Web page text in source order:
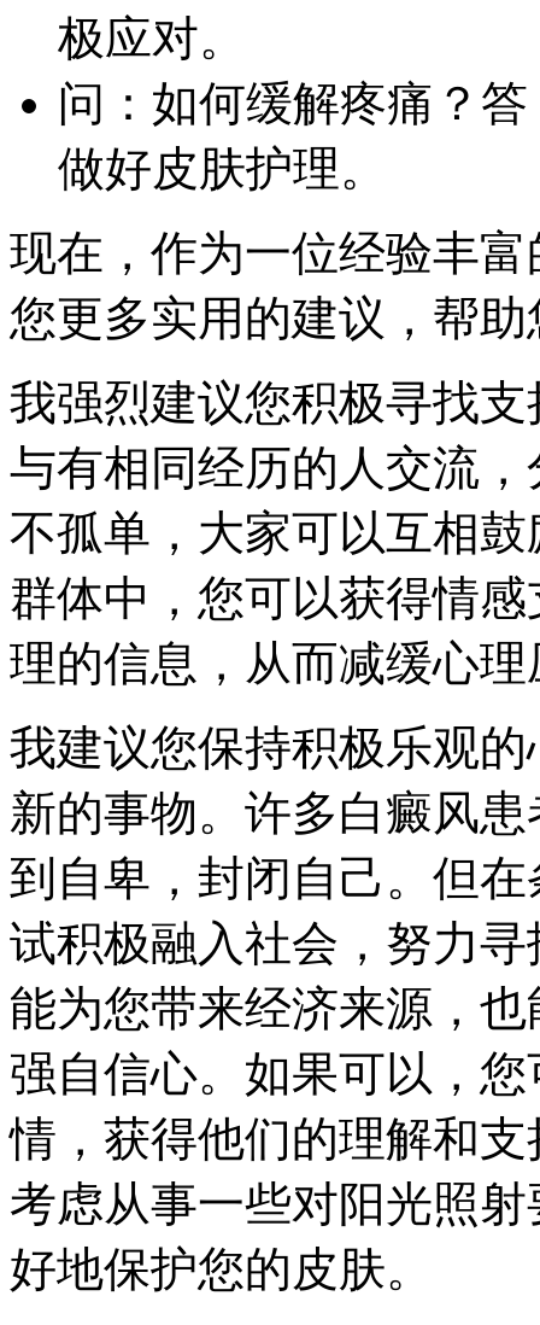
极应对。
问：如何缓解疼痛？
做好皮肤护理。
现在，作为一位经验丰
您更多实用的建议，帮
我强烈建议您积极寻找
与有相同经历的人交流
不孤单，大家可以互相
群体中，您可以获得情
理的信息，从而减缓心
我建议您保持积极乐观
新的事物。许多白癜风
到自卑，封闭自己。但
试积极融入社会，努力
能为您带来经济来源，
强自信心。如果可以，
情，获得他们的理解和
考虑从事一些对阳光照
好地保护您的皮肤。